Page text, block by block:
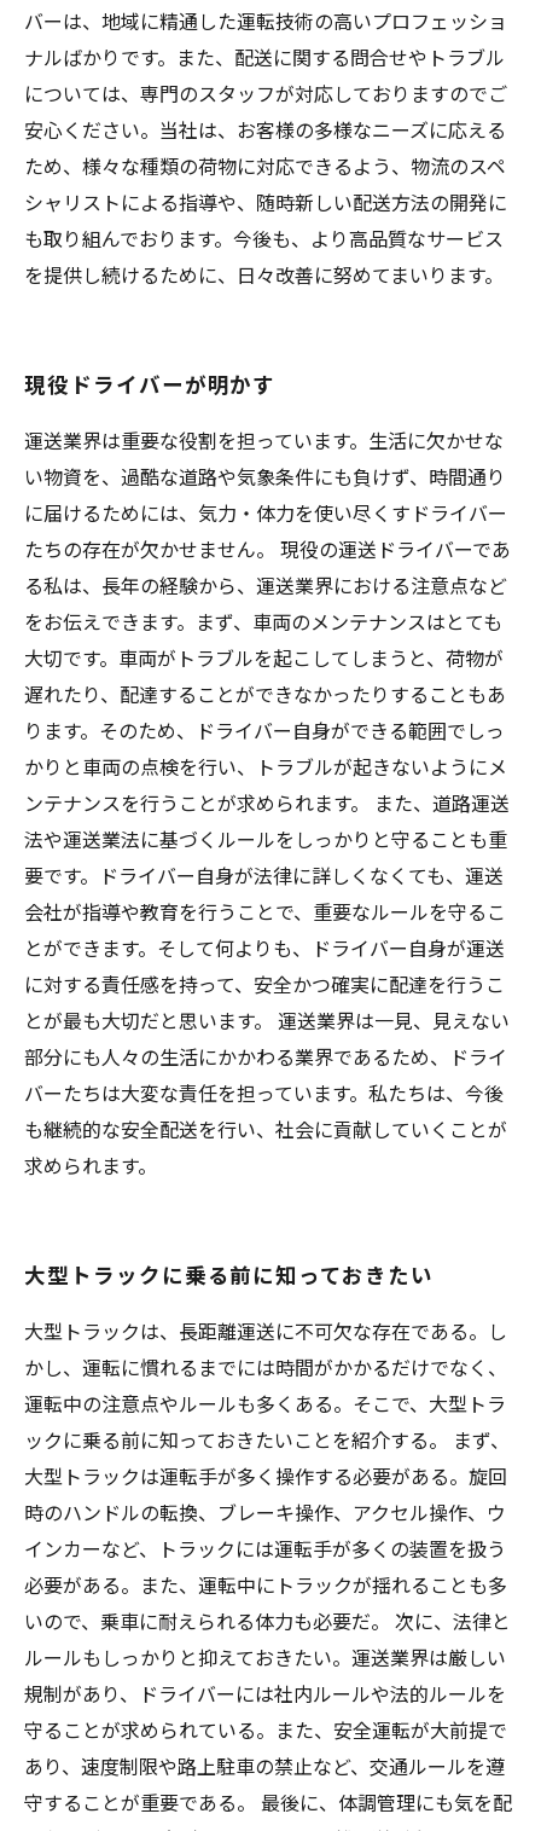
バーは、地域に精通した運転技術の高いプロフェッショ
ナルばかりです。また、配送に関する問合せやトラブル
については、専門のスタッフが対応しておりますのでご
安心ください。当社は、お客様の多様なニーズに応える
ため、様々な種類の荷物に対応できるよう、物流のスペ
シャリストによる指導や、随時新しい配送方法の開発に
も取り組んでおります。今後も、より高品質なサービス
を提供し続けるために、日々改善に努めてまいります。
現役ドライバーが明かす
運送業界は重要な役割を担っています。生活に欠かせな
い物資を、過酷な道路や気象条件にも負けず、時間通り
に届けるためには、気力・体力を使い尽くすドライバー
たちの存在が欠かせません。 現役の運送ドライバーであ
る私は、長年の経験から、運送業界における注意点など
をお伝えできます。まず、車両のメンテナンスはとても
大切です。車両がトラブルを起こしてしまうと、荷物が
遅れたり、配達することができなかったりすることもあ
ります。そのため、ドライバー自身ができる範囲でしっ
かりと車両の点検を行い、トラブルが起きないようにメ
ンテナンスを行うことが求められます。 また、道路運送
法や運送業法に基づくルールをしっかりと守ることも重
要です。ドライバー自身が法律に詳しくなくても、運送
会社が指導や教育を行うことで、重要なルールを守るこ
とができます。そして何よりも、ドライバー自身が運送
に対する責任感を持って、安全かつ確実に配達を行うこ
とが最も大切だと思います。 運送業界は一見、見えない
部分にも人々の生活にかかわる業界であるため、ドライ
バーたちは大変な責任を担っています。私たちは、今後
も継続的な安全配送を行い、社会に貢献していくことが
求められます。
大型トラックに乗る前に知っておきたい
大型トラックは、長距離運送に不可欠な存在である。し
かし、運転に慣れるまでには時間がかかるだけでなく、
運転中の注意点やルールも多くある。そこで、大型トラ
ックに乗る前に知っておきたいことを紹介する。 まず、
大型トラックは運転手が多く操作する必要がある。旋回
時のハンドルの転換、ブレーキ操作、アクセル操作、ウ
インカーなど、トラックには運転手が多くの装置を扱う
必要がある。また、運転中にトラックが揺れることも多
いので、乗車に耐えられる体力も必要だ。 次に、法律と
ルールもしっかりと抑えておきたい。運送業界は厳しい
規制があり、ドライバーには社内ルールや法的ルールを
守ることが求められている。また、安全運転が大前提で
あり、速度制限や路上駐車の禁止など、交通ルールを遵
守することが重要である。 最後に、体調管理にも気を配